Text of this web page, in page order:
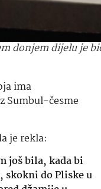
donjem dijelu je
ima
Sumbul-česme
je rekla:
još bila, kada bi
skokni do Pliske u